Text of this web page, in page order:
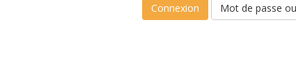
Mot de passe